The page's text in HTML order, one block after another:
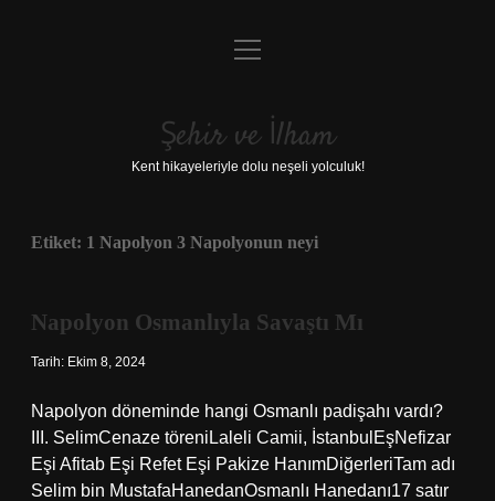
Anasayfa
Yasal Uyarı
menüyü
Şehir ve İlham
Kent hikayeleriyle dolu neşeli yolculuk!
Etiket: 1 Napolyon 3 Napolyonun neyi
Napolyon Osmanlıyla Savaştı Mı
Tarih: Ekim 8, 2024
Napolyon döneminde hangi Osmanlı padişahı vardı?
III. SelimCenaze töreniLaleli Camii, İstanbulEşNefizar
Eşi Afitab Eşi Refet Eşi Pakize HanımDiğerleriTam adı
Selim bin MustafaHanedanOsmanlı Hanedanı17 satır